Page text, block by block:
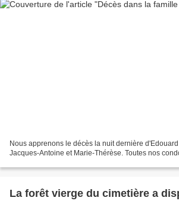
Nous apprenons le décès la nuit dernière d'Edouard
Jacques-Antoine et Marie-Thérèse. Toutes nos
La forêt vierge du cimetière a